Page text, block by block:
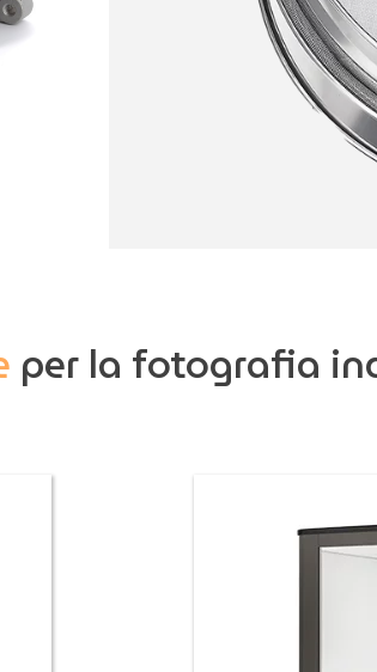
per la fotografia